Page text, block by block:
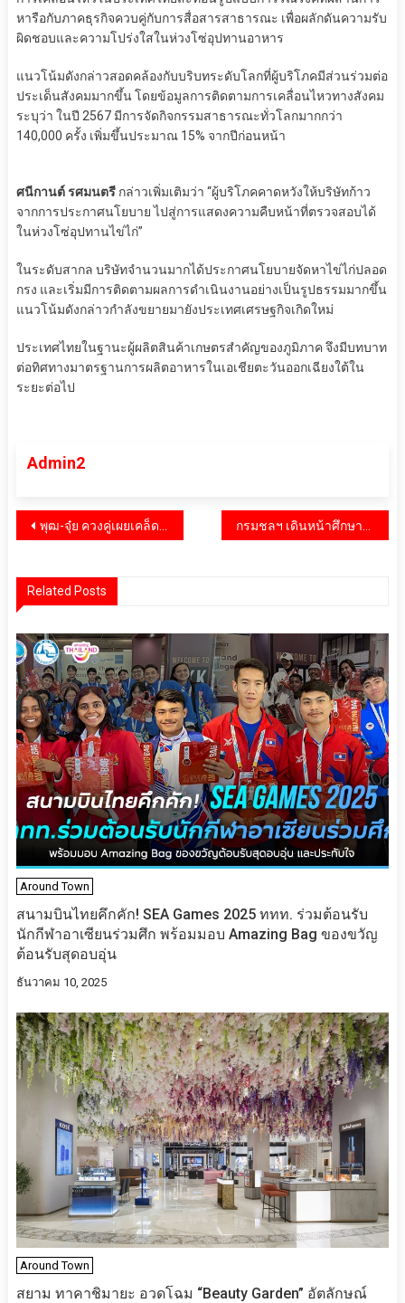
หารือกับภาคธุรกิจควบคู่กับการสื่อสารสาธารณะ เพื่อผลักดันความรับ
ผิดชอบและความโปร่งใสในห่วงโซ่อุปทานอาหาร
แนวโน้มดังกล่าวสอดคล้องกับบริบทระดับโลกที่ผู้บริโภคมีส่วนร่วมต่อ
ประเด็นสังคมมากขึ้น โดยข้อมูลการติดตามการเคลื่อนไหวทางสังคม
ระบุว่า ในปี 2567 มีการจัดกิจกรรมสาธารณะทั่วโลกมากกว่า
140,000 ครั้ง เพิ่มขึ้นประมาณ 15% จากปีก่อนหน้า
ศนีกานต์ รศมนตรี กล่าวเพิ่มเติมว่า “ผู้บริโภคคาดหวังให้บริษัทก้าว
จากการประกาศนโยบาย ไปสู่การแสดงความคืบหน้าที่ตรวจสอบได้
ในห่วงโซ่อุปทานไข่ไก่”
ในระดับสากล บริษัทจำนวนมากได้ประกาศนโยบายจัดหาไข่ไก่ปลอด
กรง และเริ่มมีการติดตามผลการดำเนินงานอย่างเป็นรูปธรรมมากขึ้น
แนวโน้มดังกล่าวกำลังขยายมายังประเทศเศรษฐกิจเกิดใหม่
ประเทศไทยในฐานะผู้ผลิตสินค้าเกษตรสำคัญของภูมิภาค จึงมีบทบาท
ต่อทิศทางมาตรฐานการผลิตอาหารในเอเชียตะวันออกเฉียงใต้ใน
ระยะต่อไป
Admin2
แนะแนว
พุฒ-จุ๋ย ควงคู่เผยเคล็ดลับชีวิตสุดชิลล์ในงาน ‘LG AI Experience 2026: The Action of AI. The Freedom of You’
Related Posts
Around Town
สนามบินไทยคึกคัก! SEA Games 2025 ททท. ร่วมต้อนรับ
นักกีฬาอาเซียนร่วมศึก พร้อมมอบ Amazing Bag ของขวัญ
ต้อนรับสุดอบอุ่น
ธันวาคม 10, 2025
Around Town
สยาม ทาคาชิมายะ อวดโฉม “Beauty Garden” อัตลักษณ์